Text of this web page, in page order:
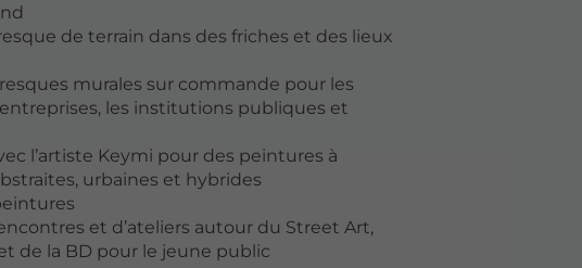
de terrain dans des friches et des lieux
murales sur commande pour les
les institutions publiques et
l’artiste Keymi pour des peintures à
urbaines et hybrides
et d’ateliers autour du Street Art,
de la BD pour le jeune public